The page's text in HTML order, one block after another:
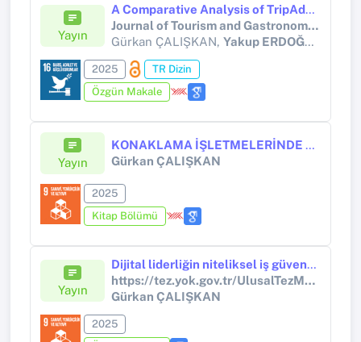
Yayın
A Comparative Analysis of TripAdvisor Reviews from eWOM Perspective
Journal of Tourism and Gastronomy Studies
Gürkan ÇALIŞKAN, Yakup ERDOĞAN
2025
TR Dizin
Özgün Makale
Yayın
KONAKLAMA İŞLETMELERİNDE YÖNETİMSEL BİR BAKIŞ AÇISI OLARAK DİJİTAL LİDERLİK
Gürkan ÇALIŞKAN
2025
Kitap Bölümü
Yayın
Dijital liderliğin niteliksel iş güvensizliği ve teknoloji kabul modeli arasındaki ilişkide düzenleyici ve aracı rolü
https://tez.yok.gov.tr/UlusalTezMerkezi/TezGoster?key=P3dtmmHrq-mzEcmCLi1CqSLVTCUX_R0PHwUlMbyDs1ux_f
Gürkan ÇALIŞKAN
2025